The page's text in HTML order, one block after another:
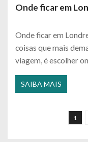
Onde ficar em
Onde ficar em
coisas que mais
viagem, é escolher
SAIBA MAIS
1